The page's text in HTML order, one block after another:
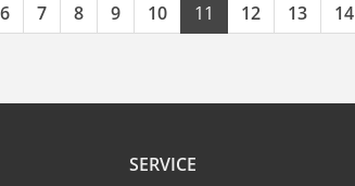
6 7 8 9 10 11 12 13 14
SERVICE